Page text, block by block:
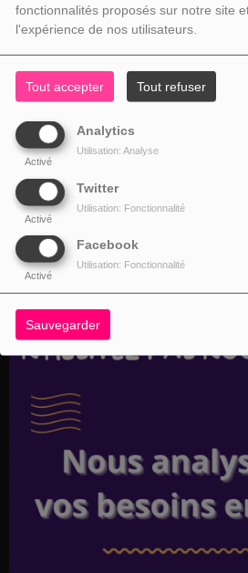
fonctionnalités proposés sur notre site
l'expérience de nos utilisateurs.
Tout accepter Tout refuser
Analytics
Activé
Utilisation: Analyse
Twitter
Activé
Utilisation: Fonctionnalité
Facebook
Activé
Utilisation: Fonctionnalité
Sauvegarder